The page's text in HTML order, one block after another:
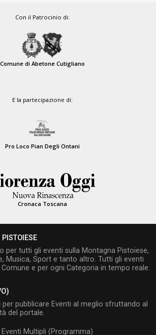
Con il Patrocinio di:
Comune di Abetone Cutigliano
E la partecipazione di:
Pro Loco Pian Degli Ontani
Cronaca Toscana
per tutti gli eventi sulla Montagna Pistoiese,
Musica, Sport e tanto altro. Tutti gli eventi
e per ogni Categoria in tempo reale.
per pubblicare Eventi al meglio sfruttando al
del portale.
Multipli (Programma)